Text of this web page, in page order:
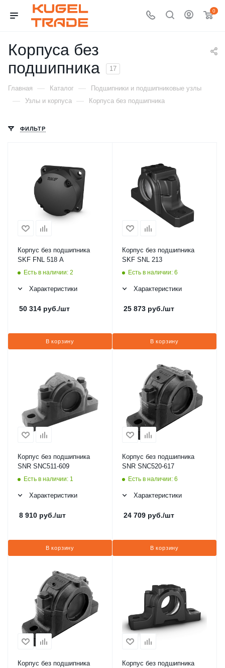
0
Корпуса без
подшипника
17
Главная — Каталог — Подшипники и подшипниковые узлы
— Узлы и корпуса — Корпуса без подшипника
ФИЛЬТР
Корпус без подшипника
SKF FNL 518 A
Есть в наличии: 2
Характеристики
50 314 руб./шт
В корзину
Корпус без подшипника
SKF SNL 213
Есть в наличии: 6
Характеристики
25 873 руб./шт
В корзину
Корпус без подшипника
SNR SNC511-609
Есть в наличии: 1
Характеристики
8 910 руб./шт
В корзину
Корпус без подшипника
SNR SNC520-617
Есть в наличии: 6
Характеристики
24 709 руб./шт
В корзину
Корпус без подшипника
Корпус без подшипника